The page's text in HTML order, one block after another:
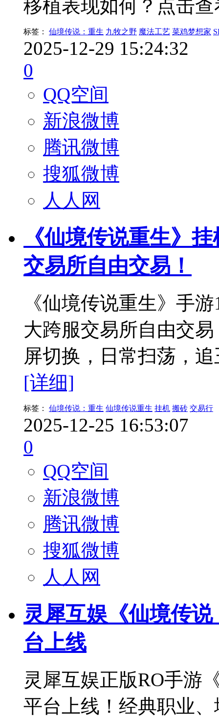
移植表现如何？点击
标签： 仙境传说：重生 九牧之野 魔法工艺 菜鸡梦想家
2025-12-29 15:24:32
0
QQ空间
新浪微博
腾讯微博
搜狐微博
人人网
《仙境传说重生》
交易所自由交易！
《仙境传说重生》手
大跨服交易所自由交
屏切换，日常扫荡，
[详细]
标签： 仙境传说：重生 仙境传说重生 挂机 搬砖 交易行
2025-12-25 16:53:07
0
QQ空间
新浪微博
腾讯微博
搜狐微博
人人网
灵犀互娱《仙境传
台上线
灵犀互娱正版RO手游
平台上线！经典职业